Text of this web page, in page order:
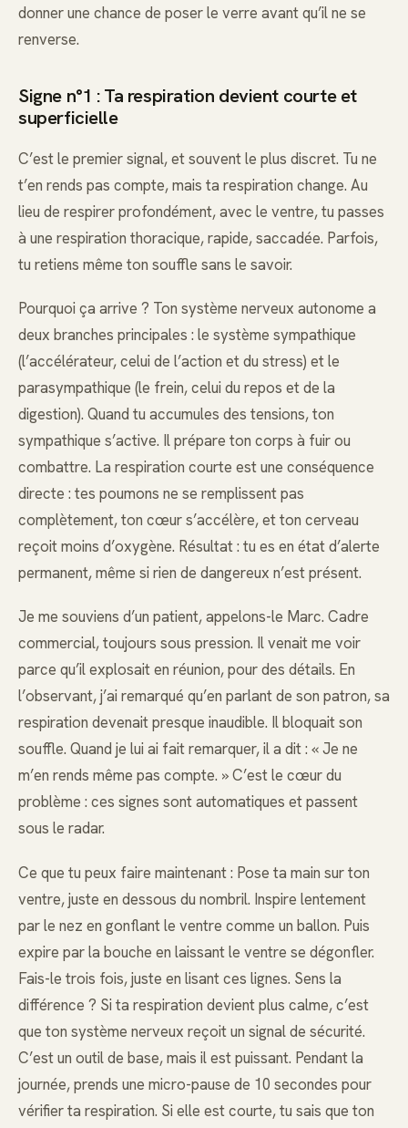
donner une chance de poser le verre avant qu’il ne se
renverse.
Signe n°1 : Ta respiration devient courte et
superficielle
C’est le premier signal, et souvent le plus discret. Tu ne
t’en rends pas compte, mais ta respiration change. Au
lieu de respirer profondément, avec le ventre, tu passes
à une respiration thoracique, rapide, saccadée. Parfois,
tu retiens même ton souffle sans le savoir.
Pourquoi ça arrive ? Ton système nerveux autonome a
deux branches principales : le système sympathique
(l’accélérateur, celui de l’action et du stress) et le
parasympathique (le frein, celui du repos et de la
digestion). Quand tu accumules des tensions, ton
sympathique s’active. Il prépare ton corps à fuir ou
combattre. La respiration courte est une conséquence
directe : tes poumons ne se remplissent pas
complètement, ton cœur s’accélère, et ton cerveau
reçoit moins d’oxygène. Résultat : tu es en état d’alerte
permanent, même si rien de dangereux n’est présent.
Je me souviens d’un patient, appelons-le Marc. Cadre
commercial, toujours sous pression. Il venait me voir
parce qu’il explosait en réunion, pour des détails. En
l’observant, j’ai remarqué qu’en parlant de son patron, sa
respiration devenait presque inaudible. Il bloquait son
souffle. Quand je lui ai fait remarquer, il a dit : « Je ne
m’en rends même pas compte. » C’est le cœur du
problème : ces signes sont automatiques et passent
sous le radar.
Ce que tu peux faire maintenant : Pose ta main sur ton
ventre, juste en dessous du nombril. Inspire lentement
par le nez en gonflant le ventre comme un ballon. Puis
expire par la bouche en laissant le ventre se dégonfler.
Fais-le trois fois, juste en lisant ces lignes. Sens la
différence ? Si ta respiration devient plus calme, c’est
que ton système nerveux reçoit un signal de sécurité.
C’est un outil de base, mais il est puissant. Pendant la
journée, prends une micro-pause de 10 secondes pour
vérifier ta respiration. Si elle est courte, tu sais que ton